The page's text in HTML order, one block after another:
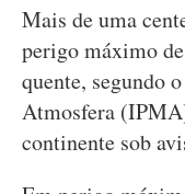
Mais de uma
perigo máximo
quente, segundo
Atmosfera
continente sob